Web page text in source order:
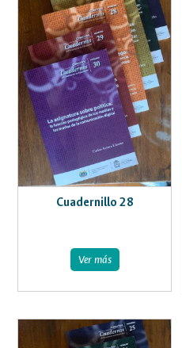
Cuadernillo 28
Ver más